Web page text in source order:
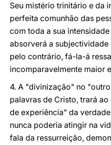
Seu mistério trinitário e da
perfeita comunhão das
com toda a sua
absorverá a subjectividade
pelo contrário, fá-la-á
incomparavelmente maior
4. A "divinização" no
palavras de Cristo, trará
de experiência" da
nunca poderia atingir na
fala da ressurreição,